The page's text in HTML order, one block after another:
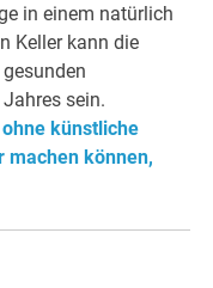
in einem natürlich
Keller kann die
sein.
künstliche
machen können,